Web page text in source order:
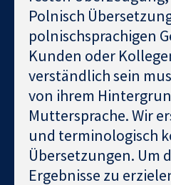
Polnisch
polnischsprachigen
Kunden oder
verständlich sein
von ihrem
Muttersprache. Wir
und terminologisch
Übersetzungen. Um
Ergebnisse zu